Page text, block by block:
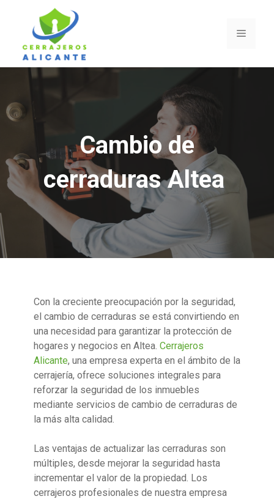
contenido
Menú
Cambio de
cerraduras Altea
Con la creciente preocupación por la seguridad,
el cambio de cerraduras se está convirtiendo en
una necesidad para garantizar la protección de
hogares y negocios en Altea. Cerrajeros
Alicante, una empresa experta en el ámbito de la
cerrajería, ofrece soluciones integrales para
reforzar la seguridad de los inmuebles
mediante servicios de cambio de cerraduras de
la más alta calidad.
Las ventajas de actualizar las cerraduras son
múltiples, desde mejorar la seguridad hasta
incrementar el valor de la propiedad. Los
cerrajeros profesionales de nuestra empresa